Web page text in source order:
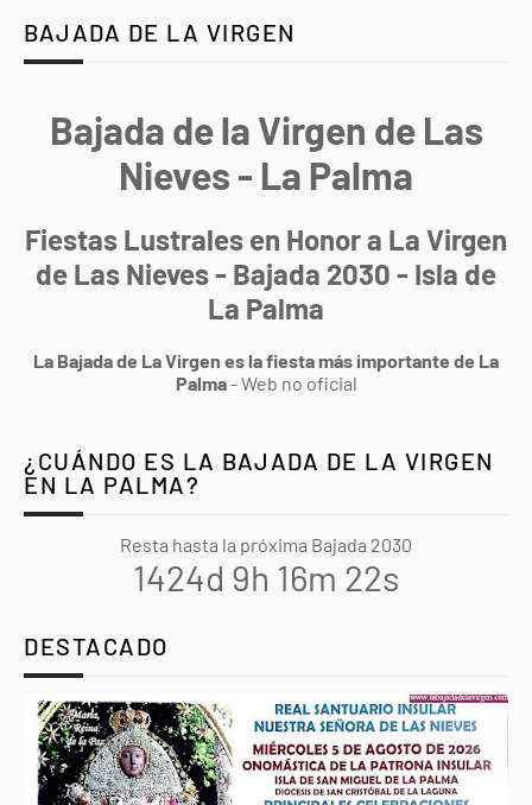
BAJADA DE LA VIRGEN
Bajada de la Virgen de Las
Nieves - La Palma
Fiestas Lustrales en Honor a La Virgen
de Las Nieves - Bajada 2030 - Isla de
La Palma
La Bajada de La Virgen es la fiesta más importante de La
Palma- Web no oficial
¿CUÁNDO ES LA BAJADA DE LA VIRGEN
EN LA PALMA?
Resta hasta la próxima Bajada 2030
1424d 9h 16m 21s
DESTACADO